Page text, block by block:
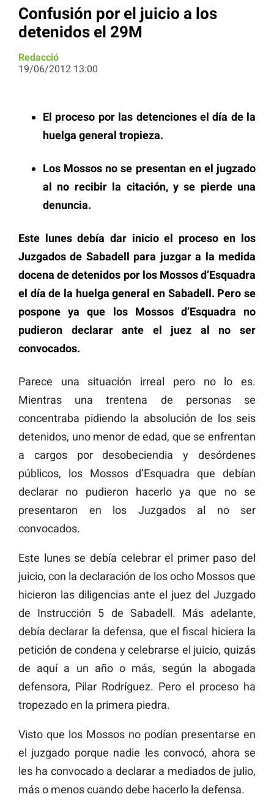
Confusión por el juicio a los
detenidos el 29M
Redacció
19/06/2012 13:00
El proceso por las detenciones el día de la
huelga general tropieza.
Los Mossos no se presentan en el jugzado
al no recibir la citación, y se pierde una
denuncia.
Este lunes debía dar inicio el proceso en los
Juzgados de Sabadell para juzgar a la medida
docena de detenidos por los Mossos d’Esquadra
el día de la huelga general en Sabadell. Pero se
pospone ya que los Mossos d’Esquadra no
pudieron declarar ante el juez al no ser
convocados.
Parece una situación irreal pero no lo es.
Mientras una trentena de personas se
concentraba pidiendo la absolución de los seis
detenidos, uno menor de edad, que se enfrentan
a cargos por desobeciendia y desórdenes
públicos, los Mossos d’Esquadra que debían
declarar no pudieron hacerlo ya que no se
presentaron en los Juzgados al no ser
convocados.
Este lunes se debía celebrar el primer paso del
juicio, con la declaración de los ocho Mossos que
hicieron las diligencias ante el juez del Juzgado
de Instrucción 5 de Sabadell. Más adelante,
debía declarar la defensa, que el fiscal hiciera la
petición de condena y celebrarse el juicio, quizás
de aquí a un año o más, según la abogada
defensora, Pilar Rodríguez. Pero el proceso ha
tropezado en la primera piedra.
Visto que los Mossos no podían presentarse en
el juzgado porque nadie les convocó, ahora se
les ha convocado a declarar a mediados de julio,
más o menos cuando debe hacerlo la defensa.